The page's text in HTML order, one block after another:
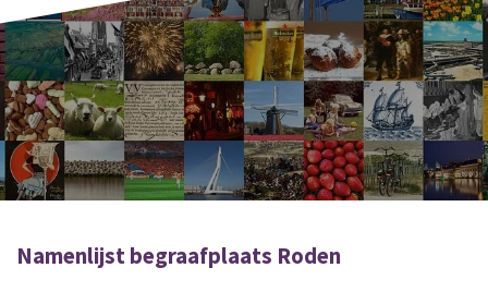
Namenlijst begraafplaats Roden